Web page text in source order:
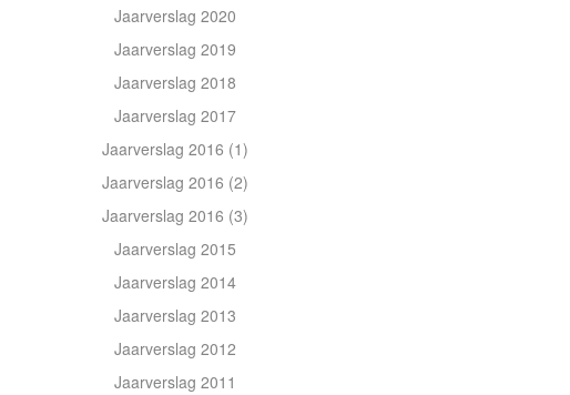
Jaarverslag 2020
Jaarverslag 2019
Jaarverslag 2018
Jaarverslag 2017
Jaarverslag 2016 (1)
Jaarverslag 2016 (2)
Jaarverslag 2016 (3)
Jaarverslag 2015
Jaarverslag 2014
Jaarverslag 2013
Jaarverslag 2012
Jaarverslag 2011